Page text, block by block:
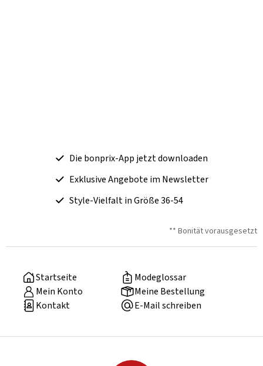
Die bonprix-App jetzt downloaden
Exklusive Angebote im Newsletter
Style-Vielfalt in Größe 36-54
** Bonität vorausgesetzt
Startseite
Modeglossar
Mein Konto
Meine Bestellung
Kontakt
E-Mail schreiben